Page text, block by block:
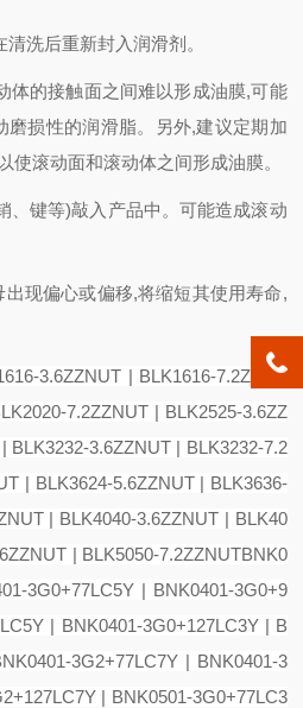
洗后重新封入润滑剂。
体的接触面之间难以形成油膜,可能
磨损性的润滑脂。另外,建议定期加
使滚动面和滚动体之间形成油膜。
、键等)敲入产品中。可能造成滚动
现偏心或偏移,将缩短其使用寿命,
3.6ZZNUT | BLK1616-7.2ZZNU
7.2ZZNUT | BLK2525-3.6ZZ
BLK3232-3.6ZZNUT | BLK3232-7.2
| BLK3624-5.6ZZNUT | BLK3636-
| BLK4040-3.6ZZNUT | BLK40
| BLK5050-7.2ZZNUTBNK0
3G0+77LC5Y | BNK0401-3G0+9
| BNK0401-3G0+127LC3Y | B
3G2+77LC7Y | BNK0401-3
| BNK0501-3G0+77LC3